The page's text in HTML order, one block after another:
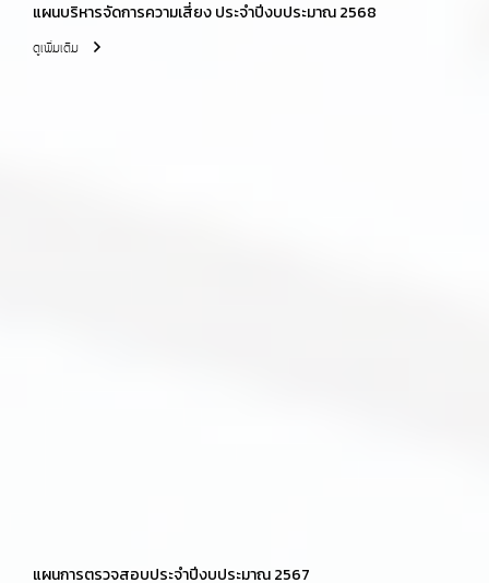
แผนบริหารจัดการความเสี่ยง ประจำปีงบประมาณ 2568
ดูเพิ่มเติม
แผนการตรวจสอบประจำปีงบประมาณ 2567